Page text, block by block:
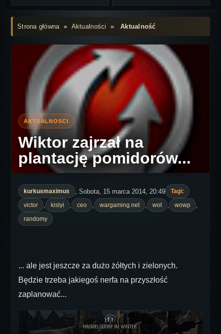
Strona główna» Aktualności »Aktualność
Wiktor zajrzał na
plantację pomidorów...
kurkusmaximus , Sobota, 15 marca 2014, 20:49
Tagi:
victor
kislyi ceo wargaming.net wot wowp
randomy
... ale jest jeszcze za dużo żółtych i zielonych.
Będzie trzeba jakiegoś nerfa na przyszłość
zaplanować...